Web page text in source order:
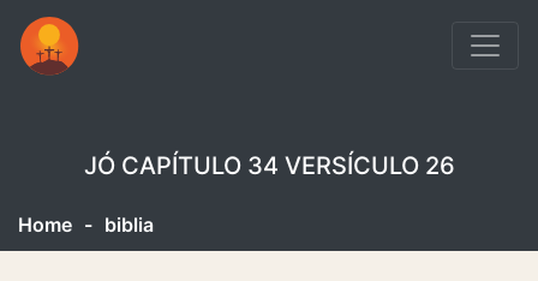
JÓ CAPÍTULO 34 VERSÍCULO 26
Home - biblia